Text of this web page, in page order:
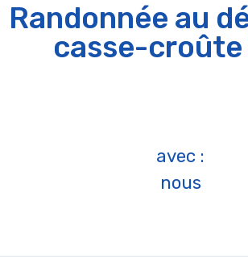
Randonnée au
casse-
avec :
nous